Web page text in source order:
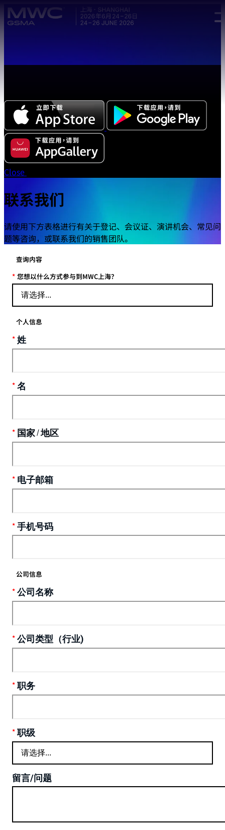
Skip to main content.
Close
联系我们
请使用下方表格进行有关于登记、会议证、演讲机会、常见问
题等咨询，或联系我们的销售团队。
查询内容
您想以什么方式参与到MWC上海？
个人信息
姓
名
国家 /地区
电子邮箱
手机号码
公司信息
公司名称
公司类型（行业)
职务
职级
留言/问题